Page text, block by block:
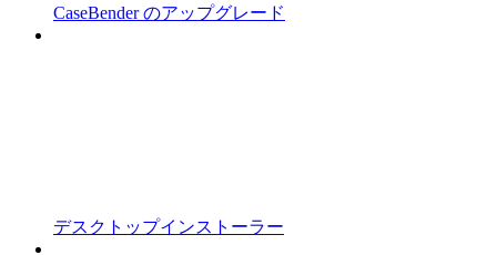
CaseBender のアップグレード
デスクトップインストーラー